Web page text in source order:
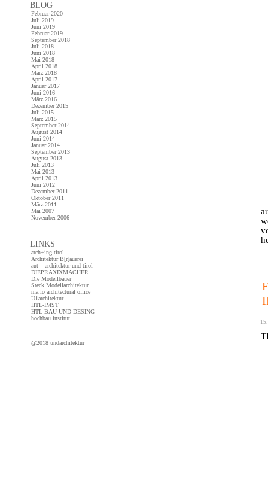
BLOG
Februar 2020
Juli 2019
Juni 2019
Februar 2019
September 2018
Juli 2018
Juni 2018
Mai 2018
April 2018
März 2018
April 2017
Januar 2017
Juni 2016
März 2016
Dezember 2015
Juli 2015
März 2015
September 2014
August 2014
Juni 2014
Januar 2014
September 2013
August 2013
Juli 2013
Mai 2013
April 2013
Juni 2012
Dezember 2011
Oktober 2011
März 2011
Mai 2007
November 2006
LINKS
arch+ing tirol
Architektur B[r]auerei
aut – architektur und tirol
DIEPRAXIXMACHER
Die Modellbauer
Steck Modellarchitektur
ma.lo architectural office
U1architektur
HTL-IMST
HTL BAU UND DESING
hochbau institut
@2018 undarchitektur